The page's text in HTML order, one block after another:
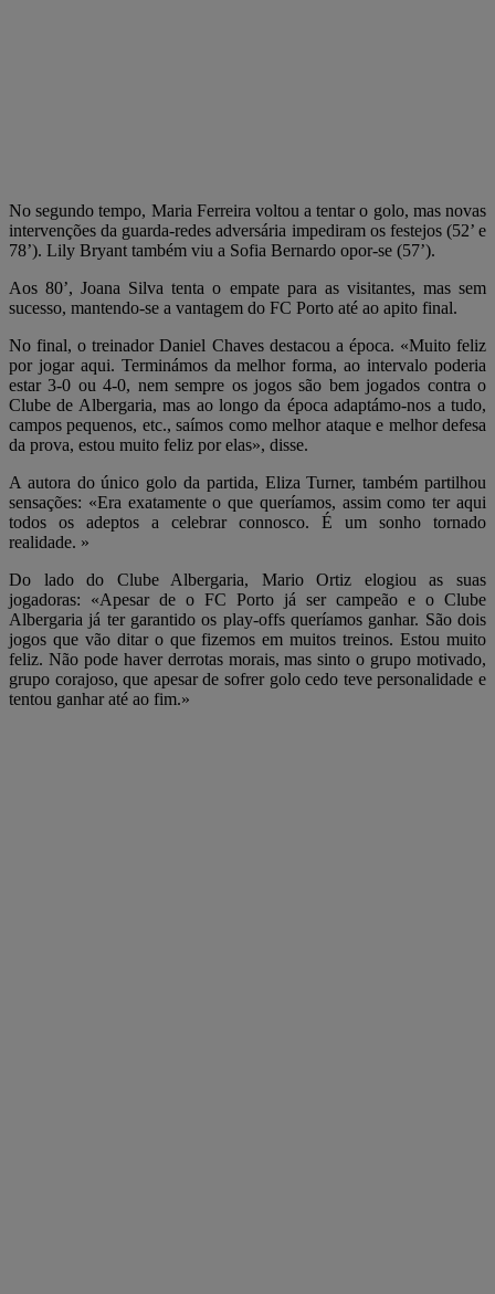
No segundo tempo, Maria Ferreira voltou a tentar o golo, mas novas
intervenções da guarda-redes adversária impediram os festejos (52’ e
78’). Lily Bryant também viu a Sofia Bernardo opor-se (57’).
Aos 80’, Joana Silva tenta o empate para as visitantes, mas sem
sucesso, mantendo-se a vantagem do FC Porto até ao apito final.
No final, o treinador Daniel Chaves destacou a época. «Muito feliz
por jogar aqui. Terminámos da melhor forma, ao intervalo poderia
estar 3-0 ou 4-0, nem sempre os jogos são bem jogados contra o
Clube de Albergaria, mas ao longo da época adaptámo-nos a tudo,
campos pequenos, etc., saímos como melhor ataque e melhor defesa
da prova, estou muito feliz por elas», disse.
A autora do único golo da partida, Eliza Turner, também partilhou
sensações: «Era exatamente o que queríamos, assim como ter aqui
todos os adeptos a celebrar connosco. É um sonho tornado
realidade. »
Do lado do Clube Albergaria, Mario Ortiz elogiou as suas
jogadoras: «Apesar de o FC Porto já ser campeão e o Clube
Albergaria já ter garantido os play-offs queríamos ganhar. São dois
jogos que vão ditar o que fizemos em muitos treinos. Estou muito
feliz. Não pode haver derrotas morais, mas sinto o grupo motivado,
grupo corajoso, que apesar de sofrer golo cedo teve personalidade e
tentou ganhar até ao fim.»